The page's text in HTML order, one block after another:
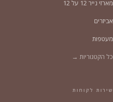
מארזי נייר 12 על 12
אביזרים
מעטפות
כל הקטגוריות →
שירות לקוחות